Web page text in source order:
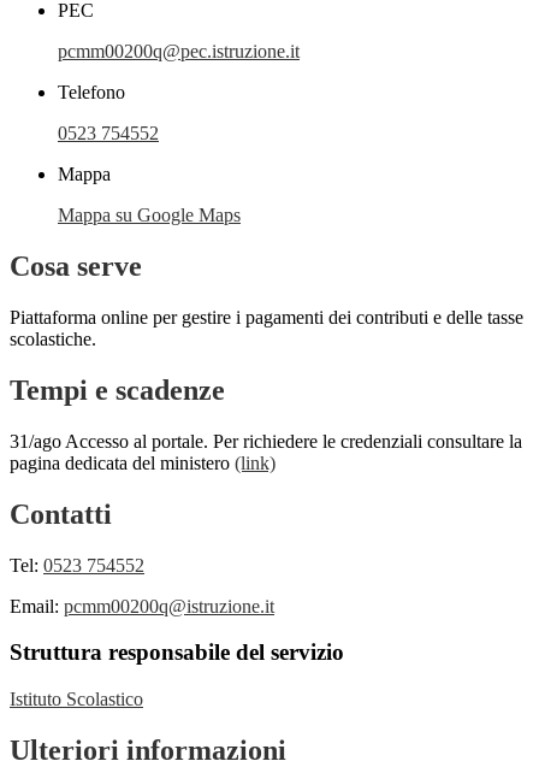
PEC
pcmm00200q@pec.istruzione.it
Telefono
0523 754552
Mappa
Mappa su Google Maps
Cosa serve
Piattaforma online per gestire i pagamenti dei contributi e delle tasse
scolastiche.
Tempi e scadenze
31/ago Accesso al portale. Per richiedere le credenziali consultare la
pagina dedicata del ministero (link)
Contatti
Tel: 0523 754552
Email: pcmm00200q@istruzione.it
Struttura responsabile del servizio
Istituto Scolastico
Ulteriori informazioni